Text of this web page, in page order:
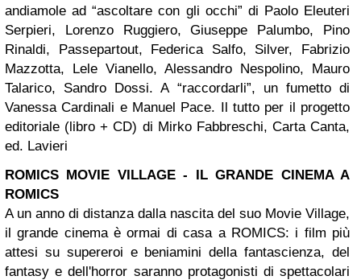
andiamole ad “ascoltare con gli occhi” di Paolo Eleuteri
Serpieri, Lorenzo Ruggiero, Giuseppe Palumbo, Pino
Rinaldi, Passepartout, Federica Salfo, Silver, Fabrizio
Mazzotta, Lele Vianello, Alessandro Nespolino, Mauro
Talarico, Sandro Dossi. A “raccordarli”, un fumetto di
Vanessa Cardinali e Manuel Pace. Il tutto per il progetto
editoriale (libro + CD) di Mirko Fabbreschi, Carta Canta,
ed. Lavieri
ROMICS MOVIE VILLAGE - IL GRANDE CINEMA A
ROMICS
A un anno di distanza dalla nascita del suo Movie Village,
il grande cinema è ormai di casa a ROMICS: i film più
attesi su supereroi e beniamini della fantascienza, del
fantasy e dell'horror saranno protagonisti di spettacolari